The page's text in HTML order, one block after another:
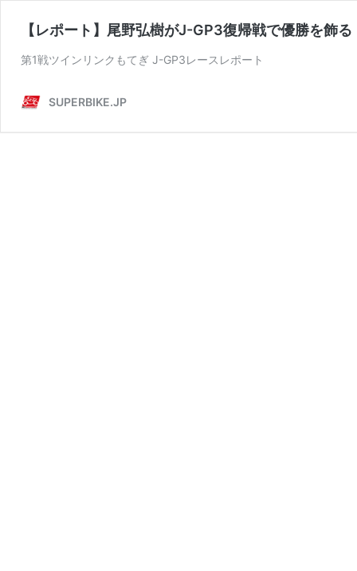
【レポート】尾野弘樹がJ-GP3復帰戦で優勝を飾る
第1戦ツインリンクもてぎ J-GP3レースレポート
SUPERBIKE.JP